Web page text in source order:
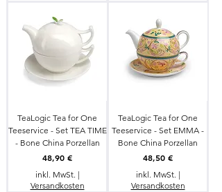
TeaLogic Tea for One
Teeservice - Set TEA TIME
- Bone China Porzellan
Preis
48,90 €
inkl. MwSt. |
Versandkosten
TeaLogic Tea for One
Teeservice - Set EMMA -
Bone China Porzellan
Preis
48,50 €
inkl. MwSt. |
Versandkosten